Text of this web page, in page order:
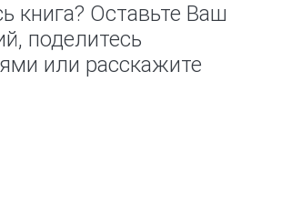
книга? Оставьте Ваш
поделитесь
или расскажите